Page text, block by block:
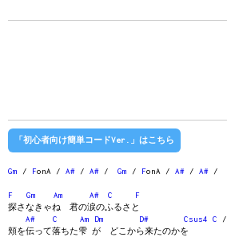
「初心者向け簡単コードVer.」はこちら
Gm / FonA / A# / A# / Gm / FonA / A# / A# /
F Gm Am A# C
F
探さなきゃね 君の涙のふるさと
A#
C Am Dm D# Csus4 C /
頬を伝って落ちた雫 が どこから来たのかを